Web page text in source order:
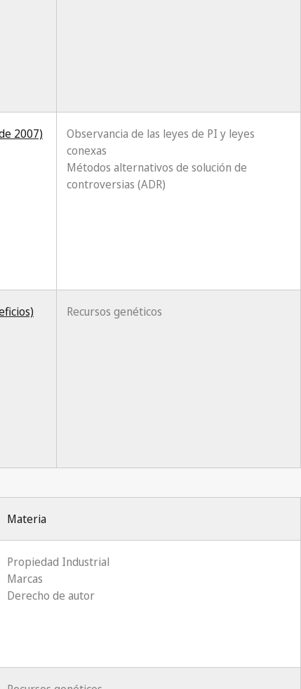
2007)
Observancia de las leyes de PI y leyes
conexas
Métodos alternativos de solución de
controversias (ADR)
Recursos genéticos
Materia
Propiedad Industrial
Marcas
Derecho de autor